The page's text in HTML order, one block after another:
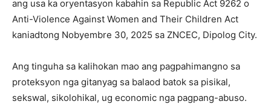
ang usa ka oryentasyon kabahin sa Republic Act 9262 o
Anti-Violence Against Women and Their Children Act
kaniadtong Nobyembre 30, 2025 sa ZNCEC, Dipolog City.
Ang tinguha sa kalihokan mao ang pagpahimangno sa
proteksyon nga gitanyag sa balaod batok sa pisikal,
sekswal, sikolohikal, ug economic nga pagpang-abuso.